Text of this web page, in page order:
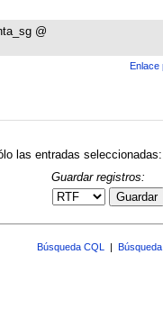
@
Enlace
las entradas seleccionadas:
Guardar registros:
Guardar
Búsqueda CQL